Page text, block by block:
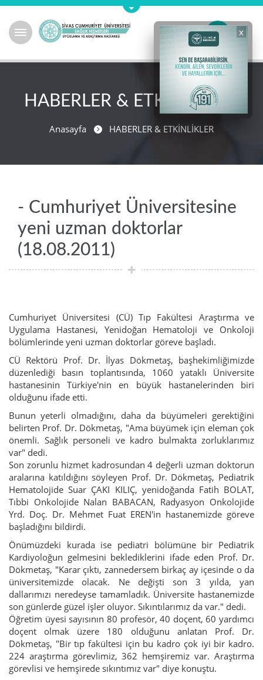
x
HABERLER & ETKİNLİKLER
Anasayfa HABERLER & ETKİNLİKLER
- Cumhuriyet Üniversitesine
yeni uzman doktorlar
(18.08.2011)
Cumhuriyet Üniversitesi (CÜ) Tıp Fakültesi Araştırma ve
Uygulama Hastanesi, Yenidoğan Hematoloji ve Onkoloji
bölümlerinde yeni uzman doktorlar göreve başladı.
CÜ Rektörü Prof. Dr. İlyas Dökmetaş, başhekimliğimizde
düzenlediği basın toplantısında, 1060 yataklı Üniversite
hastanesinin Türkiye'nin en büyük hastanelerinden biri
olduğunu ifade etti.
Bunun yeterli olmadığını, daha da büyümeleri gerektiğini
belirten Prof. Dr. Dökmetaş, "Ama büyümek için eleman çok
önemli. Sağlık personeli ve kadro bulmakta zorluklarımız
var" dedi.
Son zorunlu hizmet kadrosundan 4 değerli uzman doktorun
aralarına katıldığını söyleyen Prof. Dr. Dökmetaş, Pediatrik
Hematolojide Suar ÇAKI KILIÇ, yenidoğanda Fatih BOLAT,
Tıbbi Onkolojide Nalan BABACAN, Radyasyon Onkolojide
Yrd. Doç. Dr. Mehmet Fuat EREN'in hastanemizde göreve
başladığını bildirdi.
Önümüzdeki kurada ise pediatri bölümüne bir Pediatrik
Kardiyoloğun gelmesini beklediklerini ifade eden Prof. Dr.
Dökmetaş, "Karar çıktı, zannedersem birkaç ay içesinde o da
üniversitemizde olacak. Ne değişti son 3 yılda, yan
dallarımızı neredeyse tamamladık. Üniversite hastanemizde
son günlerde güzel işler oluyor. Sıkıntılarımız da var." dedi.
Öğretim üyesi sayısının 80 profesör, 40 doçent, 60 yardımcı
doçent olmak üzere 180 olduğunu anlatan Prof. Dr.
Dökmetaş, "Bir tıp fakültesi için bu kadro çok iyi bir kadro.
224 araştırma görevlimiz, 362 hemşiremiz var. Araştırma
görevlisi ve hemşirede sıkıntımız var" diye konuştu.